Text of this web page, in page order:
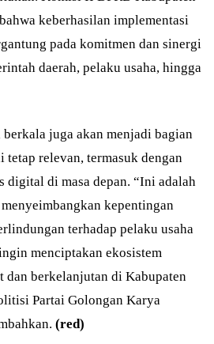
keberhasilan implementasi
pada komitmen dan sinergi
daerah, pelaku usaha, hingga
juga akan menjadi bagian
relevan, termasuk dengan
digital di masa depan. “Ini adalah
kepentingan
terhadap pelaku usaha
menciptakan ekosistem
dan berkelanjutan di Kabupaten
Partai Golongan Karya
(red)